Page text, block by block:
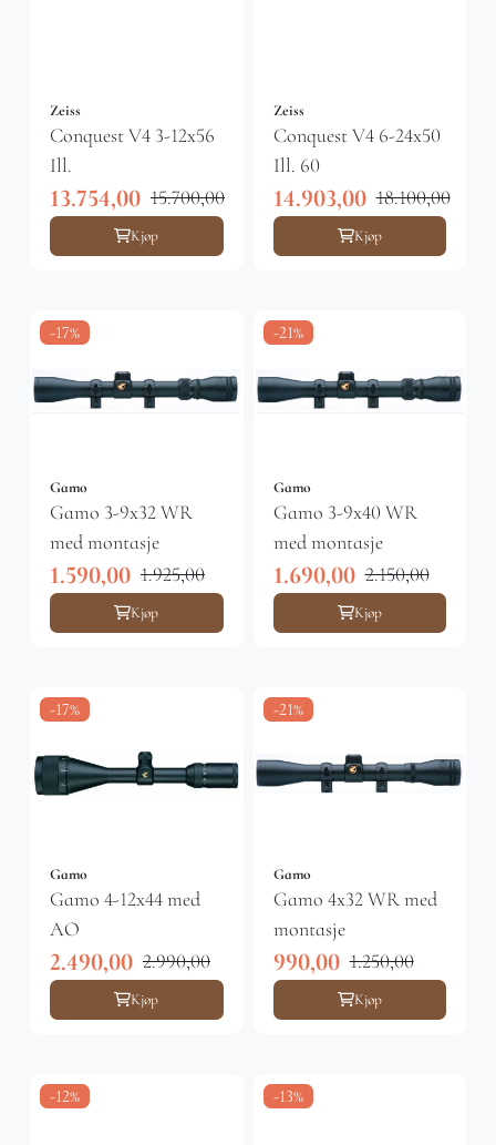
Zeiss
Conquest V4 3-12x56
Ill.
13.754,00 15.700,00
Kjøp
Zeiss
Conquest V4 6-24x50
Ill. 60
14.903,00 18.100,00
Kjøp
-17%
Gamo
Gamo 3-9x32 WR
med montasje
1.590,00 1.925,00
Kjøp
-21%
Gamo
Gamo 3-9x40 WR
med montasje
1.690,00 2.150,00
Kjøp
-17%
Gamo
Gamo 4-12x44 med
AO
2.490,00 2.990,00
Kjøp
-21%
Gamo
Gamo 4x32 WR med
montasje
990,00 1.250,00
Kjøp
-12% -13%